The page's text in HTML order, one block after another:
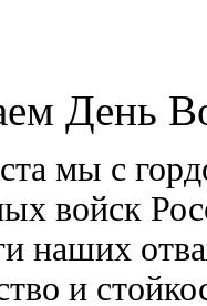
День
мы с
войск
наших
и